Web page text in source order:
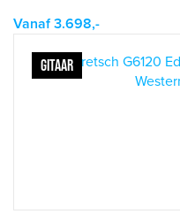
Vanaf 3.698,-
GITAAR